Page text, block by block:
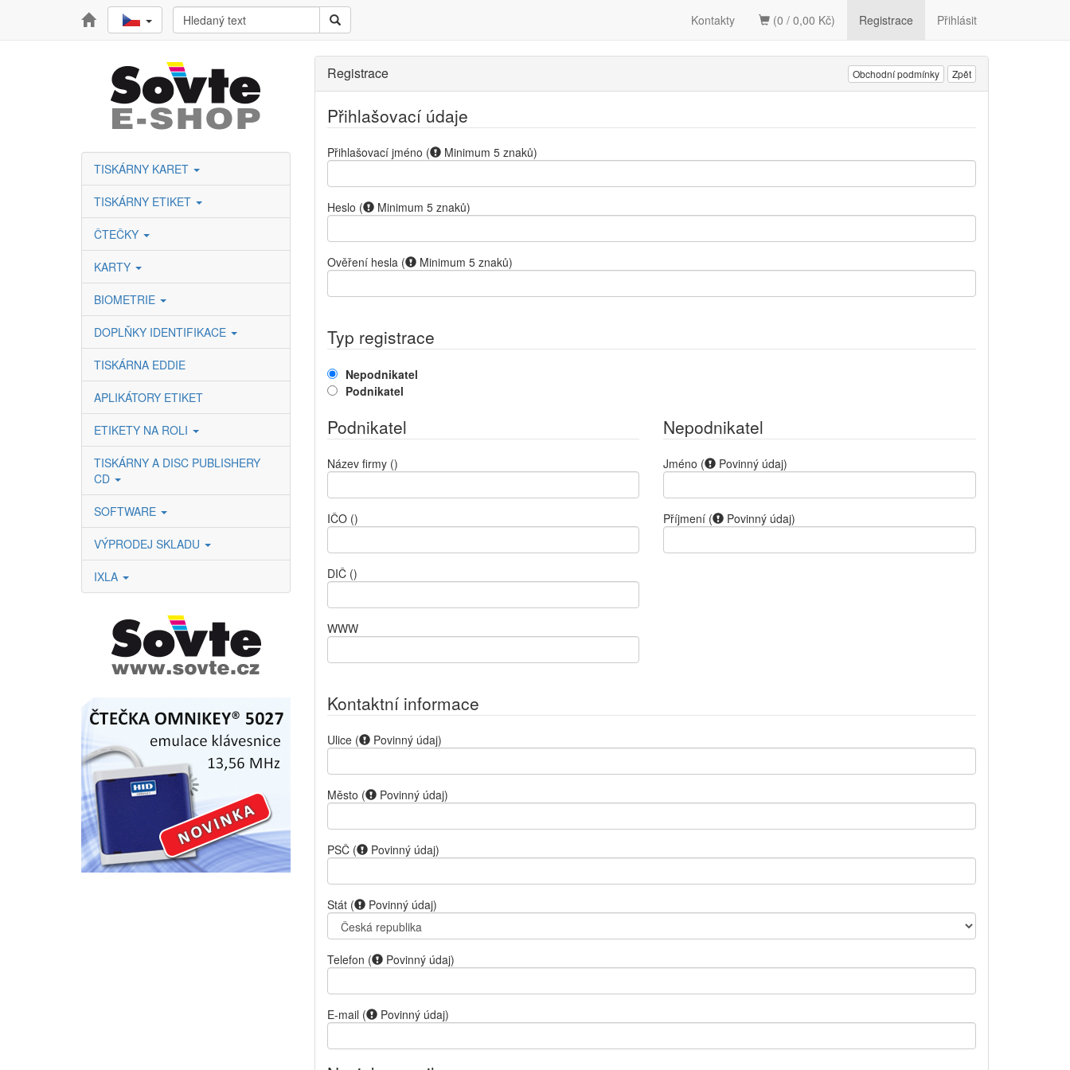
Registrace Přihlásit
Kontakty (0 / 0,00 Kč)
TISKÁRNY KARET
TISKÁRNY ETIKET
ČTEČKY
KARTY
BIOMETRIE
DOPLŇKY IDENTIFIKACE
TISKÁRNA EDDIE
APLIKÁTORY ETIKET
ETIKETY NA ROLI
TISKÁRNY A DISC PUBLISHERY
CD
SOFTWARE
VÝPRODEJ SKLADU
IXLA
Registrace Obchodní podmínky Zpět
Přihlašovací údaje
Přihlašovací jméno ( Minimum 5 znaků)
Heslo ( Minimum 5 znaků)
Ověření hesla ( Minimum 5 znaků)
Typ registrace
Nepodnikatel
Podnikatel
Podnikatel
Název firmy ()
IČO ()
DIČ ()
WWW
Nepodnikatel
Jméno ( Povinný údaj)
Příjmení ( Povinný údaj)
Kontaktní informace
Ulice ( Povinný údaj)
Město ( Povinný údaj)
PSČ ( Povinný údaj)
Stát ( Povinný údaj)
Telefon ( Povinný údaj)
E-mail ( Povinný údaj)